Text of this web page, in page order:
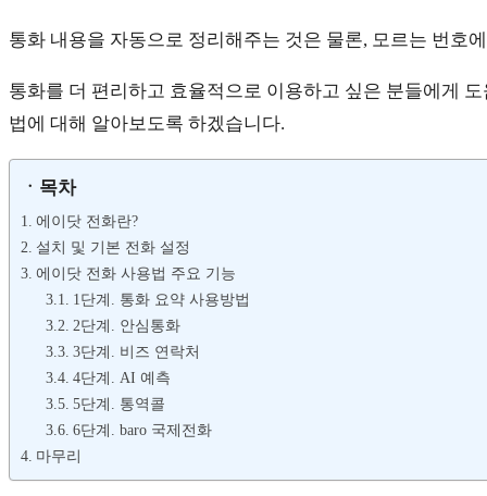
통화 내용을 자동으로 정리해주는 것은 물론, 모르는 번호
통화를 더 편리하고 효율적으로 이용하고 싶은 분들에게
법에 대해 알아보도록 하겠습니다.
ㆍ목차
에이닷 전화란?
설치 및 기본 전화 설정
에이닷 전화 사용법 주요 기능
1단계. 통화 요약 사용방법
2단계. 안심통화
3단계. 비즈 연락처
4단계. AI 예측
5단계. 통역콜
6단계. baro 국제전화
마무리